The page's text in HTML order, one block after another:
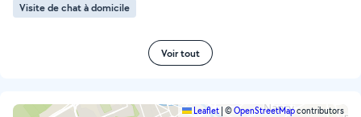
Visite de chat à domicile
Voir tout
Leaflet ©OpenStreetMapcontributors